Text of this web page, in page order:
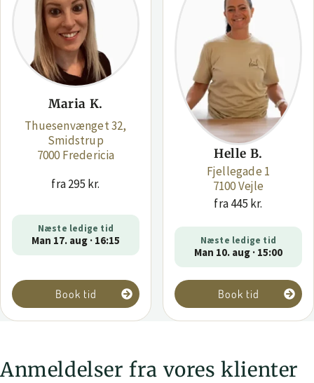
Maria K.
Thuesenvænget 32,
Smidstrup
7000 Fredericia
fra 295 kr.
Næste ledige tid
Man 17. aug · 16:15
Book tid
Helle B.
Fjellegade 1
7100 Vejle
fra 445 kr.
Næste ledige tid
Man 10. aug · 15:00
Book tid
Anmeldelser fra vores klienter